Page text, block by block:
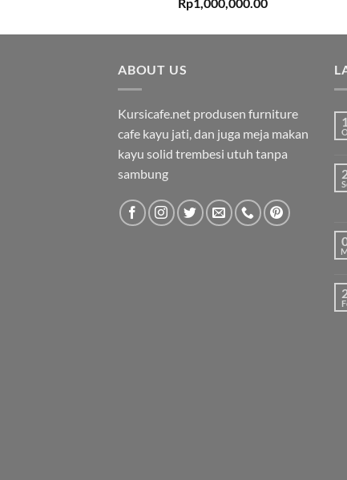
ABOUT US
Kursicafe.net produsen furniture
cafe kayu jati, dan juga meja makan
kayu solid trembesi utuh tanpa
sambung